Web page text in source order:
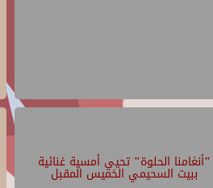
"أنغامنا الحلوة" تحيي أمسية غنائية
ببيت السحيمي الخميس المقبل